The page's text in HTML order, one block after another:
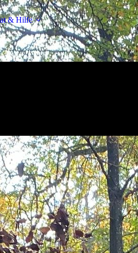
& Hilfe